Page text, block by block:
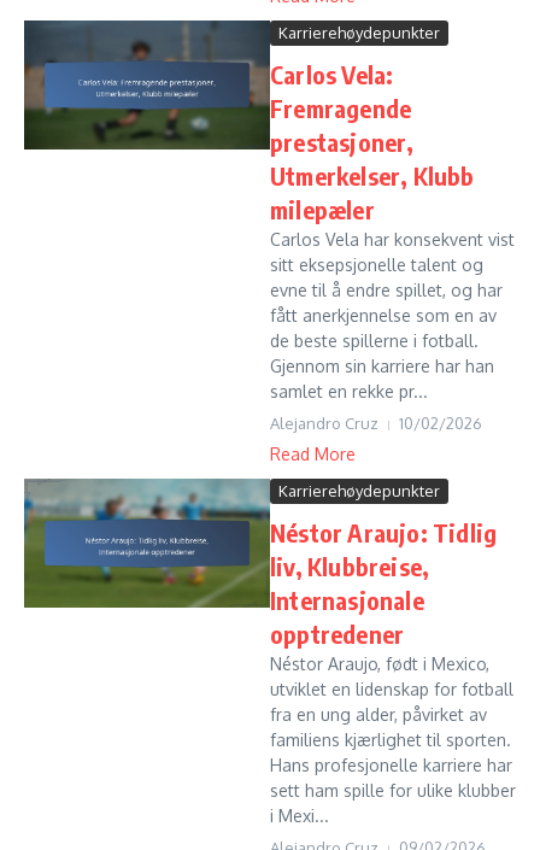
Karrierehøydepunkter
Carlos Vela:
Fremragende
prestasjoner,
Utmerkelser, Klubb
milepæler
Carlos Vela har konsekvent vist
sitt eksepsjonelle talent og
evne til å endre spillet, og har
fått anerkjennelse som en av
de beste spillerne i fotball.
Gjennom sin karriere har han
samlet en rekke pr...
Alejandro Cruz 10/02/2026
Read More
Karrierehøydepunkter
Néstor Araujo: Tidlig
liv, Klubbreise,
Internasjonale
opptredener
Néstor Araujo, født i Mexico,
utviklet en lidenskap for fotball
fra en ung alder, påvirket av
familiens kjærlighet til sporten.
Hans profesjonelle karriere har
sett ham spille for ulike klubber
i Mexi...